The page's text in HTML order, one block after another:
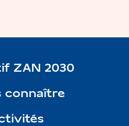
ZAN 2030
connaître